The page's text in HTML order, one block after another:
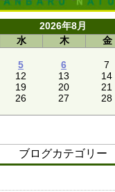
2026年8月
水 木 金
5 6 7
12 13 14
19 20 21
26 27 28
ブログカテゴリー